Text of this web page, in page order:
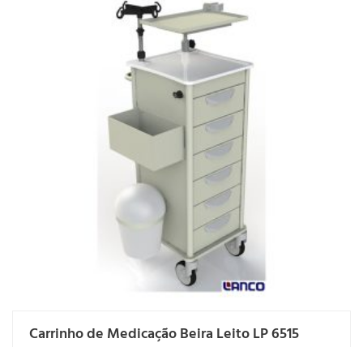
Carrinho de Medicação Beira Leito LP 6515